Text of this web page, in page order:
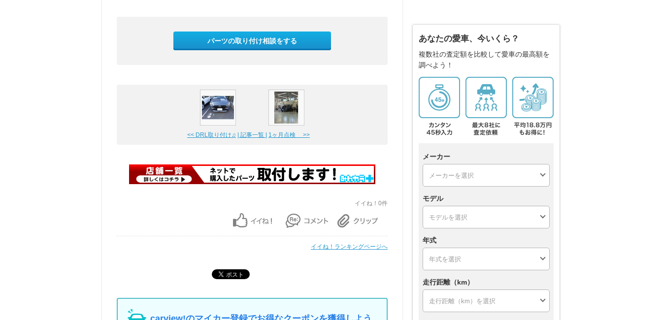
パーツの取り付け相談をする
<< DRL取り付け♫ | 記事一覧 | 1ヶ月点検 >>
イイね！0件
イイね！ランキングページへ
あなたの愛車、今いくら？
複数社の査定額を比較して愛車の最高額を
調べよう！
メーカー
モデル
年式
走行距離（km）